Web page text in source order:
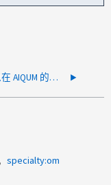
是否可以在 AIQUM 的用户名或密码中使用 "+" 符号
specialty:om